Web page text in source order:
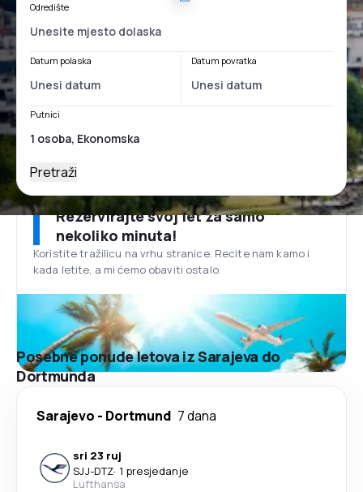
Odredište
Datum polaska Datum povratka
Putnici
Pretraži
Rezervirajte svoj let za samo
nekoliko minuta!
Koristite tražilicu na vrhu stranice. Recite nam kamo i
kada letite, a mi ćemo obaviti ostalo.
Posebne ponude letova iz Sarajeva do
Dortmunda
Sarajevo - Dortmund 7 dana
sri 23 ruj
SJJ-DTZ· 1 presjedanje
Lufthansa